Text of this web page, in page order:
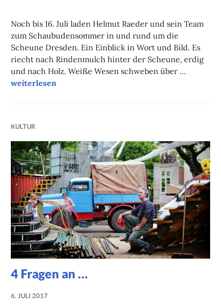
Noch bis 16. Juli laden Helmut Raeder und sein Team
zum Schaubudensommer in und rund um die
Scheune Dresden. Ein Einblick in Wort und Bild. Es
riecht nach Rindenmulch hinter der Scheune, erdig
und nach Holz. Weiße Wesen schweben über …
Hereinspaziert!
weiterlesen
KULTUR
4 Fragen an …
6. JULI 2017